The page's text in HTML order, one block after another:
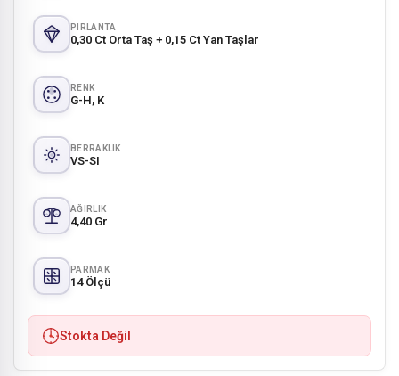
PIRLANTA
0,30 Ct Orta Taş + 0,15 Ct Yan Taşlar
RENK
G-H, K
BERRAKLIK
VS-SI
AĞIRLIK
4,40 Gr
PARMAK
14 Ölçü
Stokta Değil